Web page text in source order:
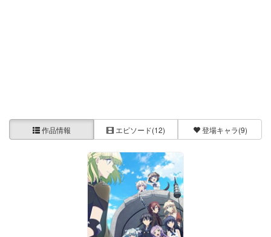
作品情報 エピソード(12) 登場キャラ(9)